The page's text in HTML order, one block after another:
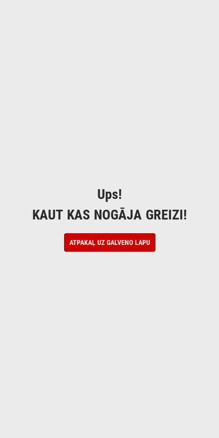
Ups!
KAUT KAS NOGĀJA GREIZI!
ATPAKAĻ UZ GALVENO LAPU